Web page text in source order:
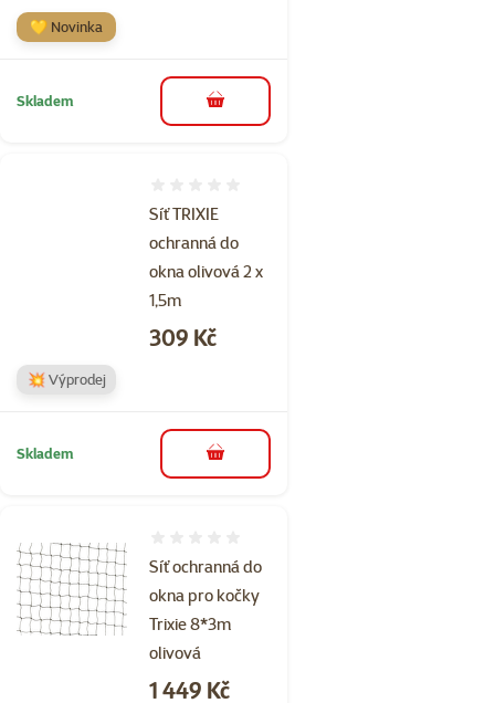
💛 Novinka
Skladem do košíku
Síť TRIXIE
ochranná do
okna olivová 2 x
1,5m
Cena
309 Kč
💥 Výprodej
Skladem do košíku
Síť ochranná do
okna pro kočky
Trixie 8*3m
olivová
Cena
1 449 Kč